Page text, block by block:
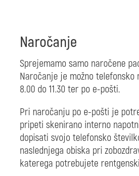
Naročanje
Sprejemamo samo naročene
Naročanje je možno telefonsko
8.00 do 11.30 ter po e-pošti.
Pri naročanju po e-pošti je
pripeti skenirano interno
dopisati svojo telefonsko
naslednjega obiska pri
katerega potrebujete